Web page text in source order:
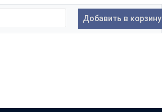
Добавить в корзину